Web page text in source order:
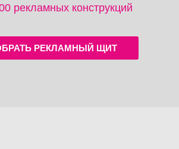
рекламных конструкций
РЕКЛАМНЫЙ ЩИТ